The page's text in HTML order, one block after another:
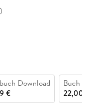
)
Download
€
Buch
22,00